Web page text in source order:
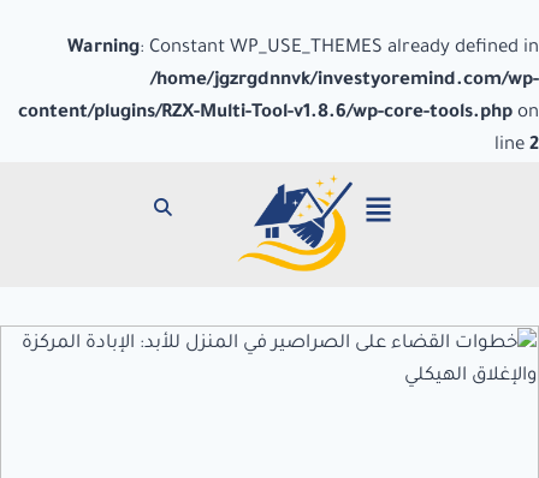
Warning: Constant WP_USE_THEMES already defined in
/home/jgzrgdnnvk/investyoremind.com/wp-
content/plugins/RZX-Multi-Tool-v1.8.6/wp-core-tools.php on
line 2